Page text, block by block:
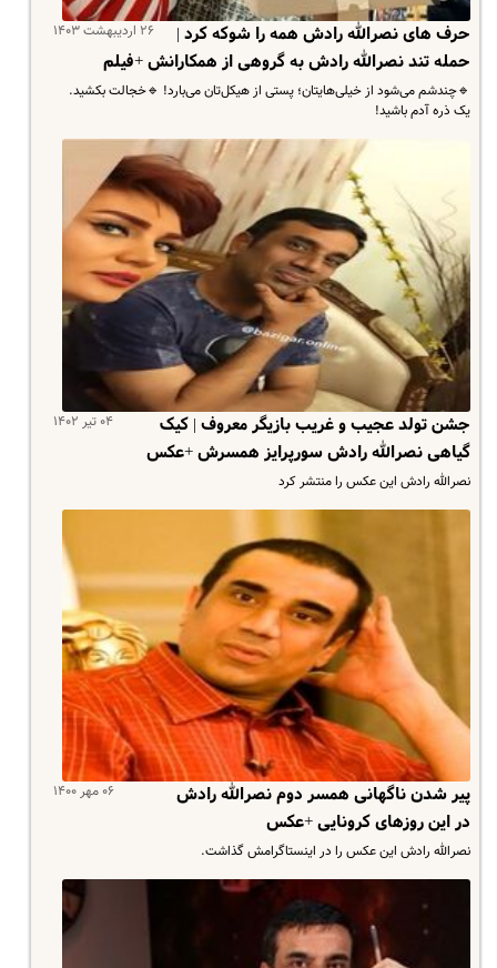
۲۶ اردیبهشت ۱۴۰۳
حرف های نصرالله رادش همه را شوکه کرد |
‌حمله تند نصرالله رادش به گروهی از همکارانش +فیلم
🔹چندشم می‌شود از خیلی‌هایتان؛ پستی از هیکل‌تان می‌بارد! 🔹خجالت بکشید.
یک ذره آدم باشید!
۰۴ تیر ۱۴۰۲
جشن تولد عجیب و غریب بازیگر معروف | کیک
گیاهی نصرالله رادش سورپرایز همسرش +عکس
نصرالله رادش این عکس را منتشر کرد
۰۶ مهر ۱۴۰۰
پیر شدن ناگهانی همسر دوم نصرالله رادش
در این روزهای کرونایی +عکس
نصرالله رادش این عکس را در اینستاگرامش گذاشت.